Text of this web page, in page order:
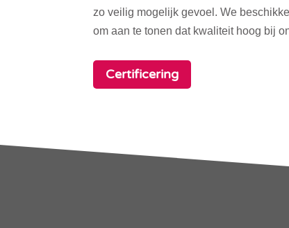
zo veilig mogelijk gevoel. We
om aan te tonen dat kwaliteit hoog bij
Certificering